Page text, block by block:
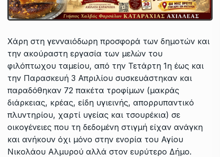
Χάρη στη γενναιόδωρη προσφορά των δημοτών και
την ακούραστη εργασία των μελών του
φιλόπτωχου ταμείου, από την Τετάρτη 1η έως και
την Παρασκευή 3 Απριλίου συσκευάστηκαν και
παραδόθηκαν 72 πακέτα τροφίμων (μακράς
διάρκειας, κρέας, είδη υγιεινής, απορρυπαντικό
πλυντηρίου, χαρτί υγείας και τσουρέκια) σε
οικογένειες που τη δεδομένη στιγμή είχαν ανάγκη
και ανήκουν όχι μόνο στην ενορία του Αγίου
Νικολάου Αλμυρού αλλά στον ευρύτερο Δήμο.